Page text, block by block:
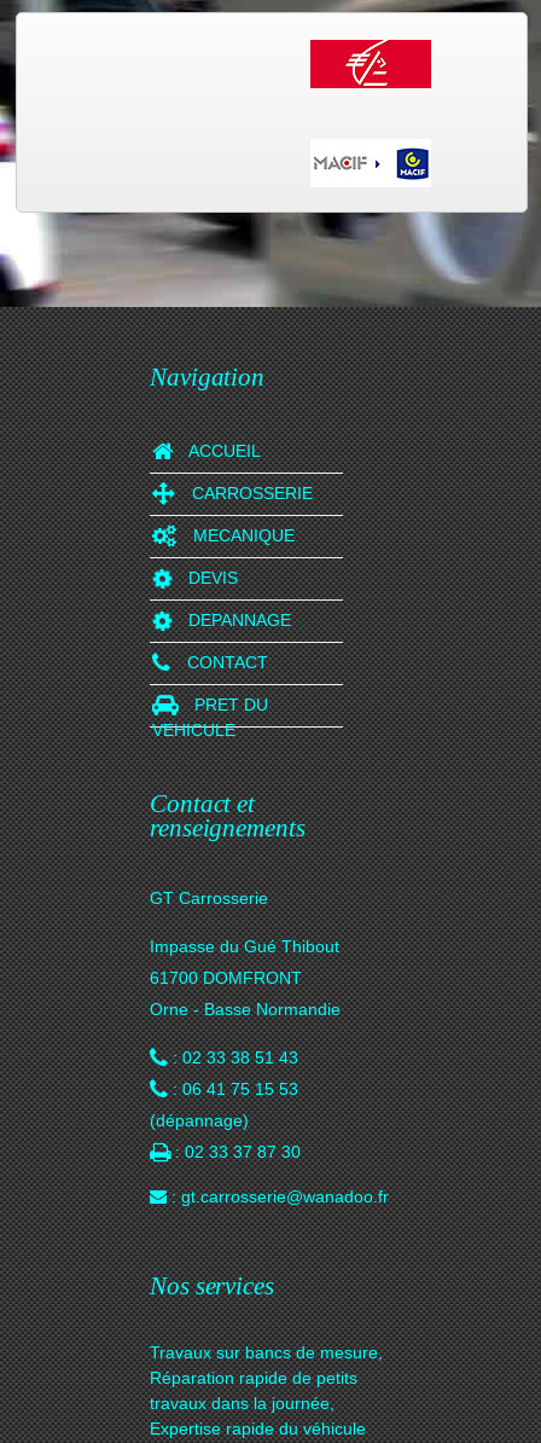
Navigation
ACCUEIL
CARROSSERIE
MECANIQUE
DEVIS
DEPANNAGE
CONTACT
PRET DU
VEHICULE
Contact et
renseignements
GT Carrosserie
Impasse du Gué Thibout
61700 DOMFRONT
Orne - Basse Normandie
: 02 33 38 51 43
: 06 41 75 15 53
(dépannage)
: 02 33 37 87 30
: gt.carrosserie@wanadoo.fr
Nos services
Travaux sur bancs de mesure,
Réparation rapide de petits
travaux dans la journée,
Expertise rapide du véhicule